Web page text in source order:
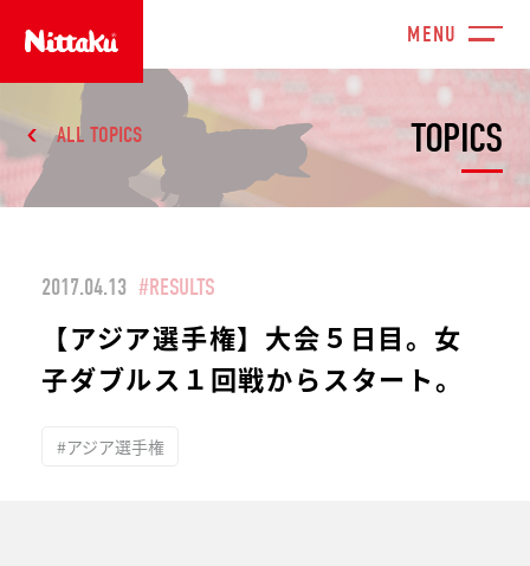
TOPICS
ALL TOPICS
2017.04.13 #RESULTS
【アジア選手権】大会５日目。女
子ダブルス１回戦からスタート。
#アジア選手権